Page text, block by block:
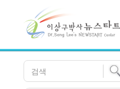
Sketchbook5,